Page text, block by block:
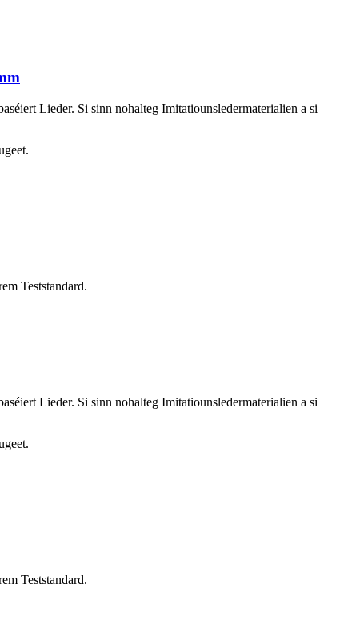
Lieder. Si sinn nohalteg Imitatiounsledermaterialien a si
Teststandard.
Lieder. Si sinn nohalteg Imitatiounsledermaterialien a si
Teststandard.